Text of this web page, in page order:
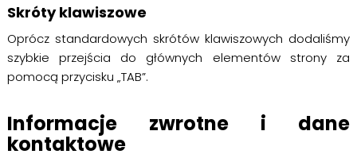
Skróty klawiszowe
Oprócz standardowych skrótów klawiszowych dodaliśmy
szybkie przejścia do głównych elementów strony za
pomocą przycisku „TAB”.
Informacje zwrotne i dane
kontaktowe